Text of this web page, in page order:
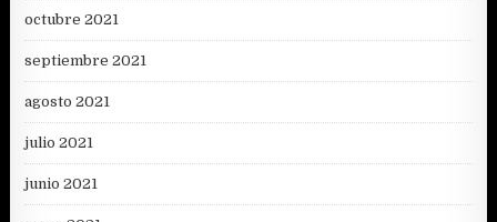
octubre 2021
septiembre 2021
agosto 2021
julio 2021
junio 2021